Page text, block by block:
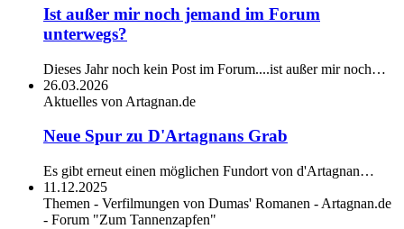
Ist außer mir noch jemand im Forum
unterwegs?
Dieses Jahr noch kein Post im Forum....ist außer mir noch…
26.03.2026
Aktuelles von Artagnan.de
Neue Spur zu D'Artagnans Grab
Es gibt erneut einen möglichen Fundort von d'Artagnan…
11.12.2025
Themen - Verfilmungen von Dumas' Romanen - Artagnan.de
- Forum "Zum Tannenzapfen"